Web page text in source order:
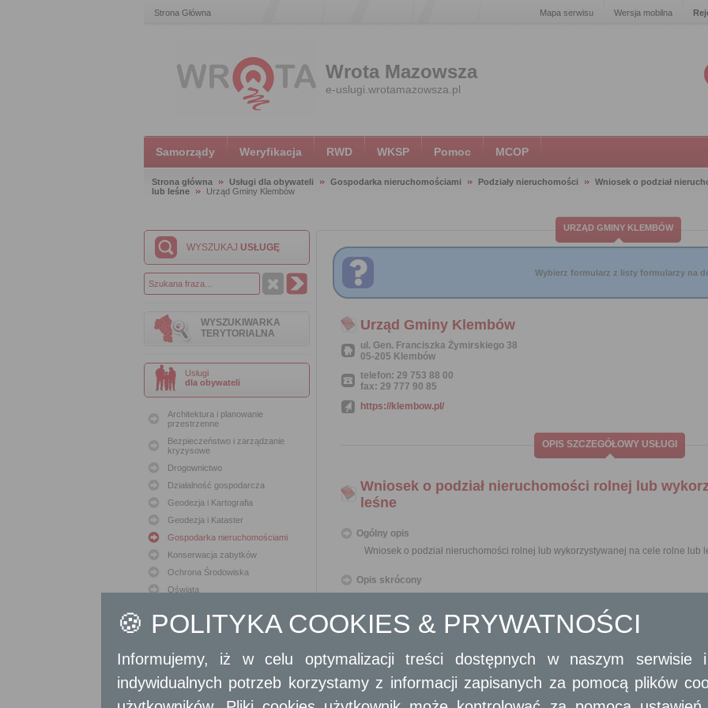
Strona Główna Mapa serwisu Wersja mobilna
Wrota Mazowsza
e-uslugi.wrotamazowsza.pl
Samorządy Weryfikacja RWD WKSP Pomoc MCOP
Strona główna Usługi dla obywateli Gospodarka nieruchomościami Podziały nieruchomości
Wniosek o podział
lub leśne
Urząd Gminy Klembów
WYSZUKAJ USŁUGĘ
WYSZUKIWARKA
TERYTORIALNA
Usługi
dla obywateli
Architektura i planowanie
przestrzenne
Bezpieczeństwo i zarządzanie
kryzysowe
Drogownictwo
Działalność gospodarcza
Geodezja i Kartografia
Geodezja i Kataster
Gospodarka nieruchomościami
Konserwacja zabytków
Ochrona Środowiska
Oświata
Polityka lokalowa
Skargi i wnioski
Sport i Rekreacja
Sprawy komunalne
URZĄD GMINY KLEMBÓW
Wybierz formularz z listy formularzy na
Urząd Gminy Klembów
ul. Gen. Franciszka Żymirskiego 38
05-205 Klembów
telefon: 29 753 88 00
fax: 29 777 90 85
https://klembow.pl/
OPIS SZCZEGÓŁOWY USŁUGI
Wniosek o podział nieruchomości rolnej lub
leśne
Ogólny opis
Wniosek o podział nieruchomości rolnej lub wykorzystywanej na cele rolne lub
Opis skrócony
przypadku braku planu miejscowego wykorzystywanych na cele rolne i
o powierzchni mniejszej niż 0,3 ha, jest dopuszczalny, pod
nieruchomościami.
W decyzji zatwierdzającej podział nieruchomości określa się termin na
gruntu, który nie może być dłuższy niż 6 miesięcy od dnia, w którym decyzja
się ostateczna.
🍪 POLITYKA COOKIES & PRYWATNOŚCI
Informujemy, iż w celu optymalizacji treści dostępnych w naszym serwisie
indywidualnych potrzeb korzystamy z informacji zapisanych za pomocą plików